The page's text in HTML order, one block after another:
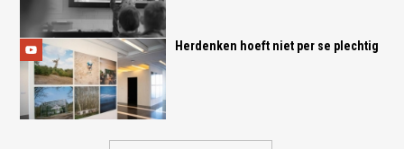
Herdenken hoeft niet per se plechtig